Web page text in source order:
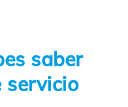
saber
servicio